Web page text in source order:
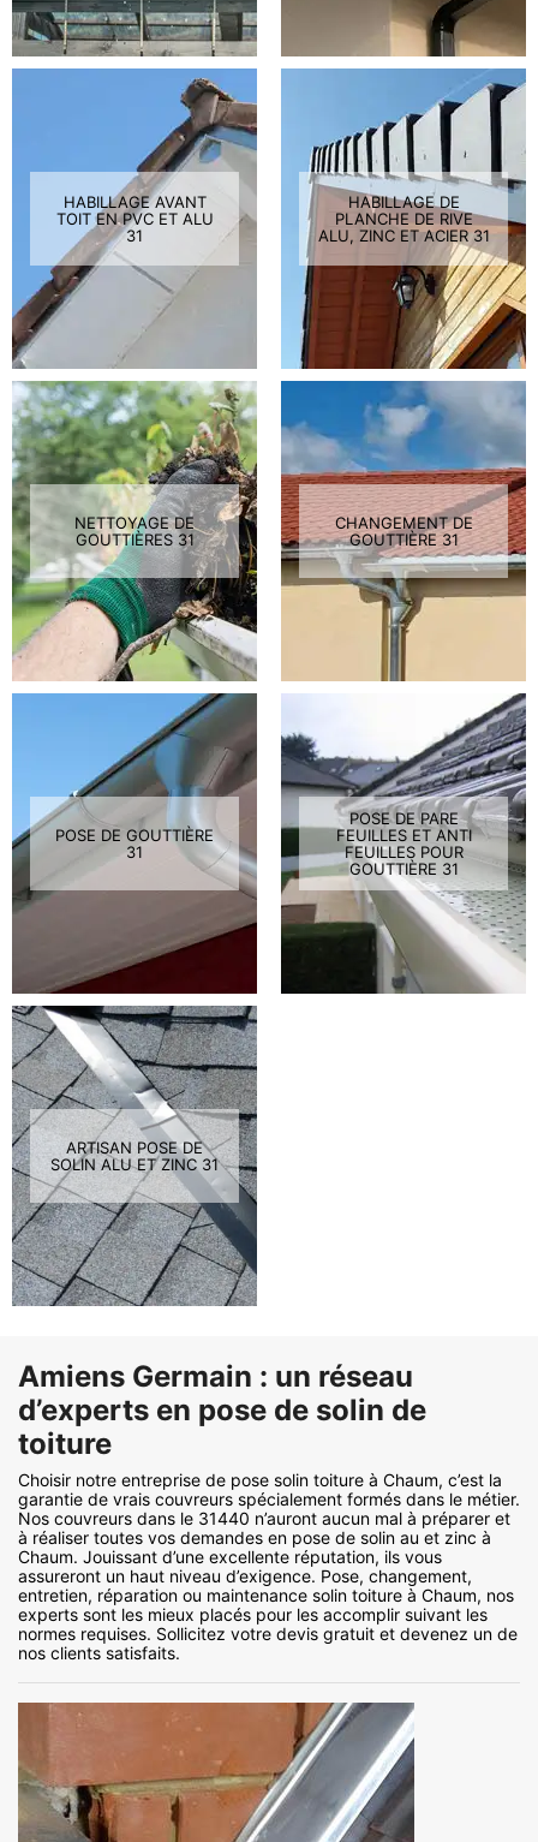
HABILLAGE AVANT
TOIT EN PVC ET ALU
31
HABILLAGE DE
PLANCHE DE RIVE
ALU, ZINC ET ACIER 31
NETTOYAGE DE
GOUTTIÈRES 31
CHANGEMENT DE
GOUTTIÈRE 31
POSE DE GOUTTIÈRE
31
POSE DE PARE
FEUILLES ET ANTI
FEUILLES POUR
GOUTTIÈRE 31
ARTISAN POSE DE
SOLIN ALU ET ZINC 31
Amiens Germain : un réseau
d’experts en pose de solin de
toiture
Choisir notre entreprise de pose solin toiture à Chaum, c’est la
garantie de vrais couvreurs spécialement formés dans le métier.
Nos couvreurs dans le 31440 n’auront aucun mal à préparer et
à réaliser toutes vos demandes en pose de solin au et zinc à
Chaum. Jouissant d’une excellente réputation, ils vous
assureront un haut niveau d’exigence. Pose, changement,
entretien, réparation ou maintenance solin toiture à Chaum, nos
experts sont les mieux placés pour les accomplir suivant les
normes requises. Sollicitez votre devis gratuit et devenez un de
nos clients satisfaits.